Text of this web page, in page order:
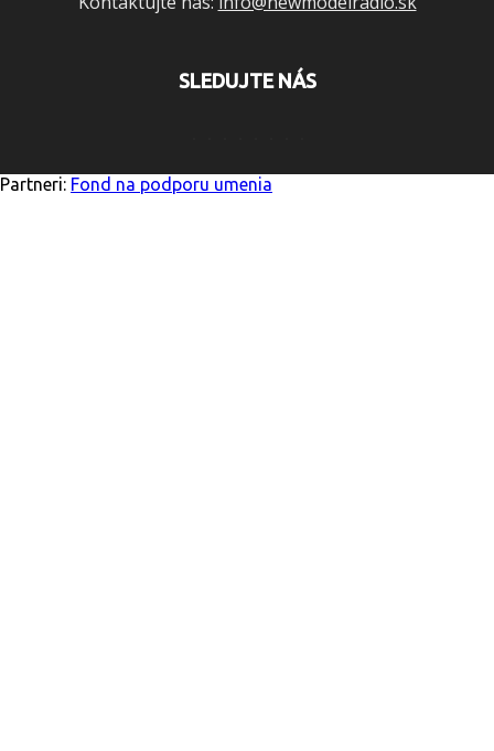
SLEDUJTE NÁS
Partneri: Fond na podporu umenia